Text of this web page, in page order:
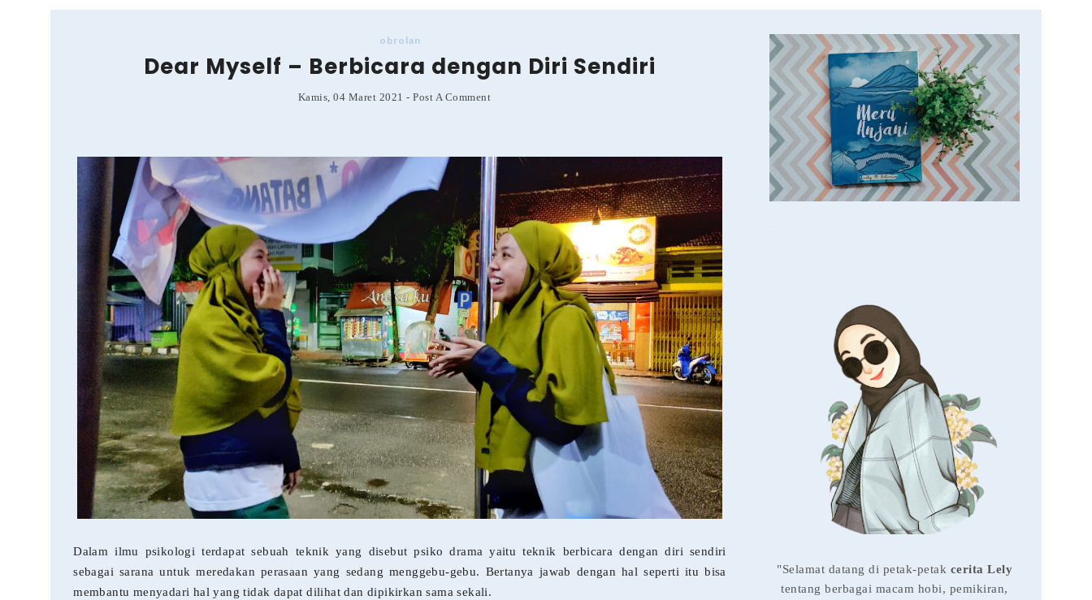
obrolan
Dear Myself – Berbicara dengan Diri Sendiri
Kamis, 04 Maret 2021-Post A Comment
Dalam ilmu psikologi terdapat sebuah teknik yang disebut psiko drama yaitu teknik berbicara dengan diri sendiri
sebagai sarana untuk meredakan perasaan yang sedang menggebu-gebu. Bertanya jawab dengan hal seperti itu bisa
membantu menyadari hal yang tidak dapat dilihat dan dipikirkan sama sekali.
"Selamat datang di petak-petak cerita Lely
tentang berbagai macam hobi, pemikiran,